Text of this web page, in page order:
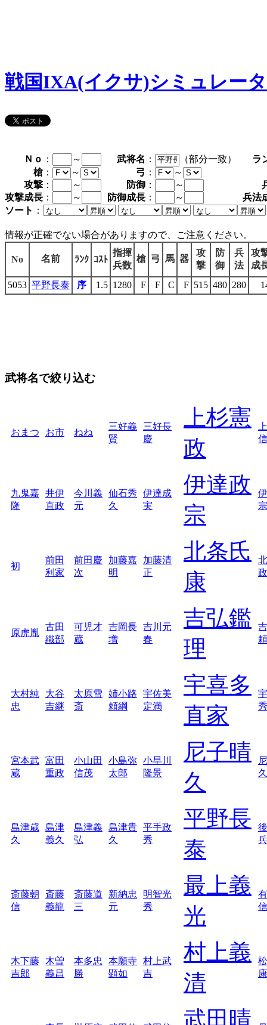
戦国IXA(イクサ)シミュレー
Ｎｏ ： ～ 武将名 ： （部分一致）
ラ
槍 ： ～ 弓 ：
～
攻撃 ： ～ 防御 ： ～
攻撃成長 ： ～ 防御成長 ： ～
兵法
ソート ：
情報が正確でない場合がありますので、ご注意ください。
No 名前 ﾗﾝｸ ｺｽﾄ
指揮
兵数
槍 弓 馬 器
攻
撃
防
御
兵
法
攻
成
5053 平野長泰 序 1.5 1280 F F C F 515 480 280
武将名で絞り込む
おまつ お市 ねね
三好義
賢
三好長
慶
上杉憲
政
信
九鬼嘉
隆
井伊
直政
今川義
元
仙石秀
久
伊達成
実
伊達政
宗
宗
初
前田
利家
前田慶
次
加藤嘉
明
加藤清
正
北条氏
康
政
原虎胤
古田
織部
可児才
蔵
吉岡長
増
吉川元
春
吉弘鑑
理
頼
大村純
忠
大谷
吉継
太原雪
斎
姉小路
頼綱
宇佐美
定満
宇喜多
直家
宮本武
蔵
富田
重政
小山田
信茂
小島弥
太郎
小早川
隆景
尼子晴
久
久
島津歳
久
島津
義久
島津義
弘
島津貴
久
平手政
秀
平野長
泰
斎藤朝
信
斎藤
義龍
斎藤道
三
新納忠
元
明智光
秀
最上義
光
信
木下藤
吉郎
木曽
義昌
本多忠
勝
本願寺
顕如
村上武
吉
村上義
清
康
武田晴